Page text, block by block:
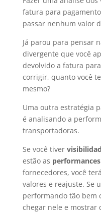
fatura para
passar nenhum valor
Já parou para pensar
divergente que você
devolvido a fatura
corrigir, quanto você
mesmo?
Uma outra estratégia
é analisando a
transportadoras.
Se você tiver
estão as performances
fornecedores, você
valores e reajuste. Se
performando tão bem
chegar nele e mostrar